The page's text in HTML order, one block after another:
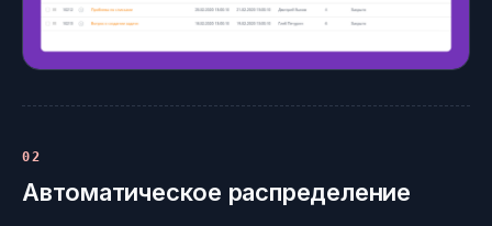
02
Автоматическое распределение